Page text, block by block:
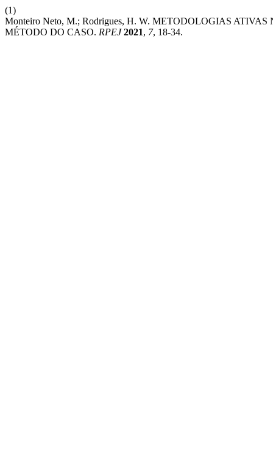
(1)
Monteiro Neto, M.; Rodrigues, H. W. METODOLOGIAS
MÉTODO DO CASO. RPEJ 2021, 7, 18-34.